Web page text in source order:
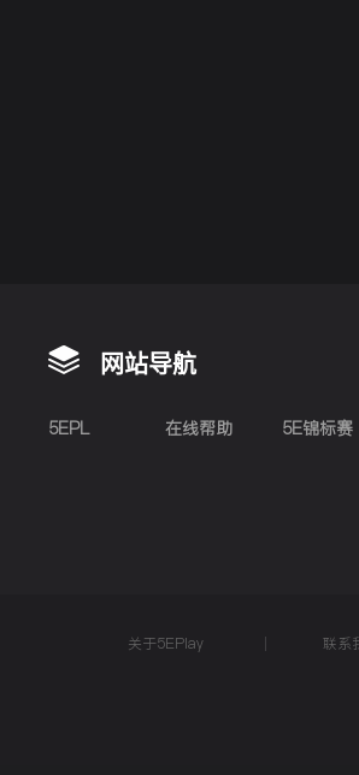
网站导航
5EPL 在线帮助 5E锦标赛
关于5EPlay 联系